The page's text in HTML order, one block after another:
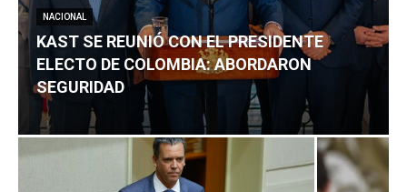
NACIONAL
KAST SE REUNIÓ CON EL PRESIDENTE
ELECTO DE COLOMBIA: ABORDARON
SEGURIDAD